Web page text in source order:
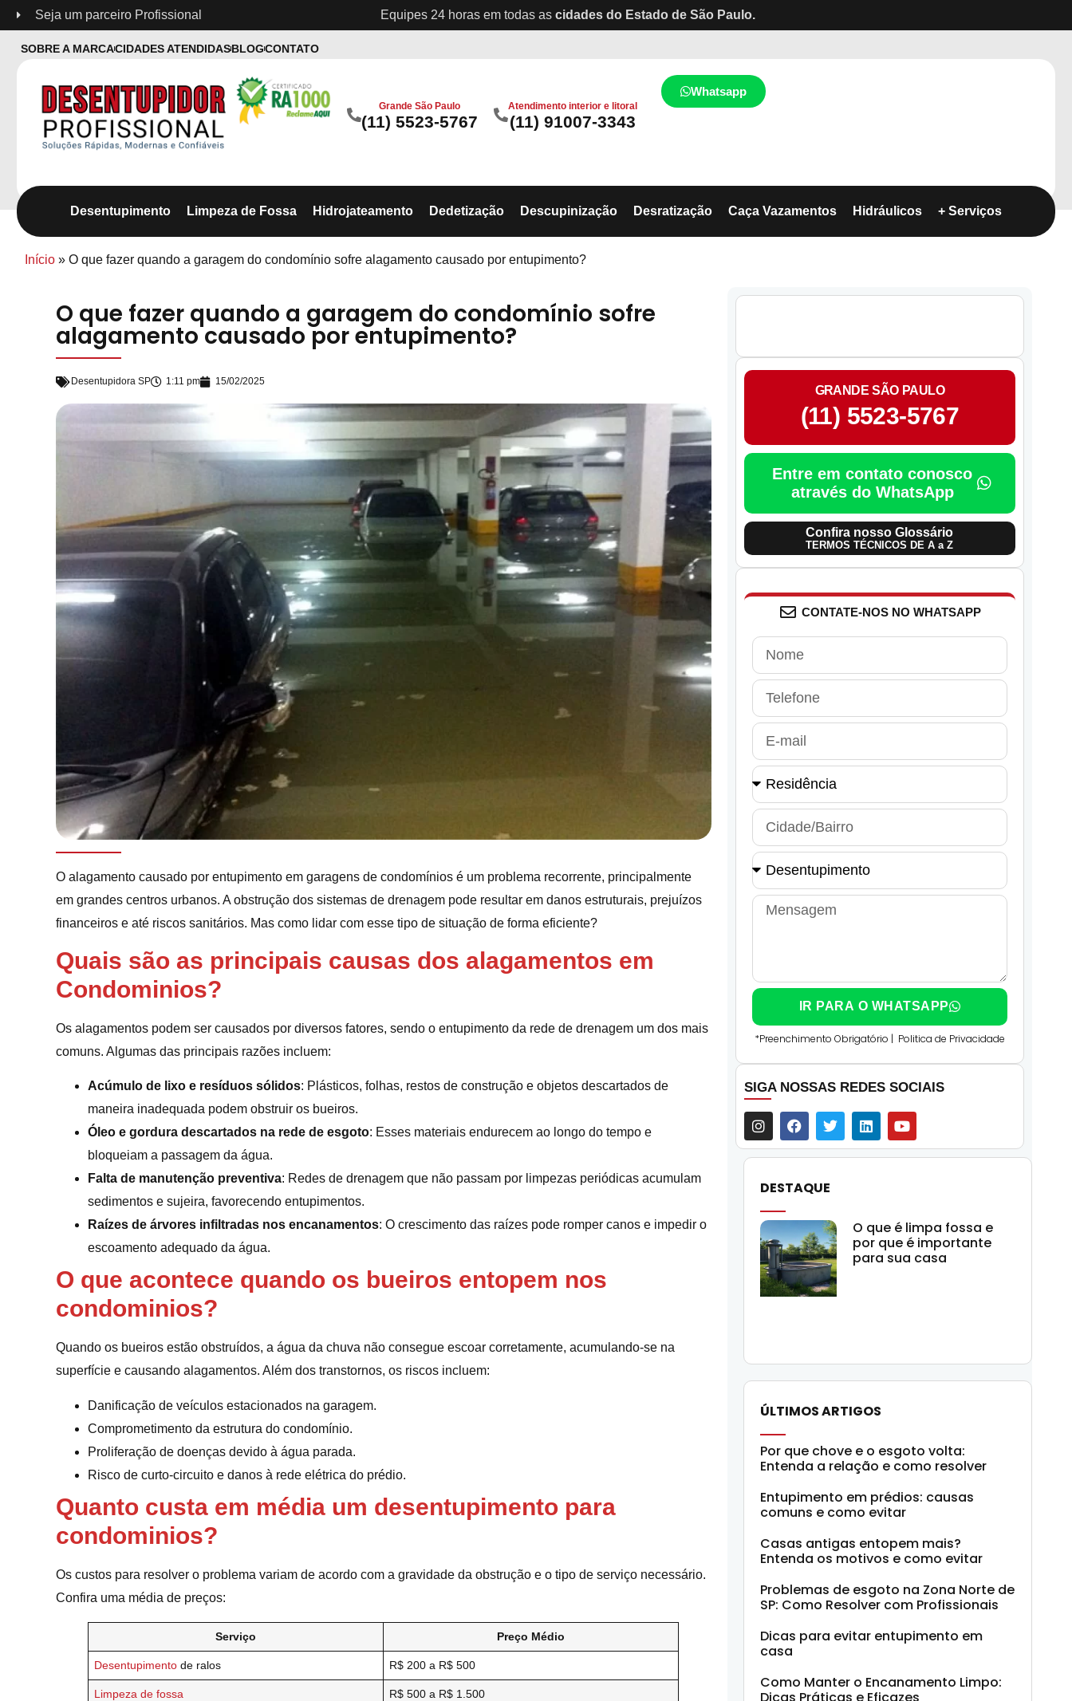
Seja um parceiro Profissional Equipes 24 horas em todas as cidades do Estado de São Paulo.
SOBRE A MARCACIDADES ATENDIDASBLOGCONTATO
Grande São Paulo
(11) 5523-5767
Atendimento interior e litoral
(11) 91007-3343
Whatsapp
Desentupimento Limpeza de Fossa Hidrojateamento Dedetização Descupinização Desratização Caça Vazamentos Hidráulicos + Serviços
Início » O que fazer quando a garagem do condomínio sofre alagamento causado por entupimento?
O que fazer quando a garagem do condomínio sofre
alagamento causado por entupimento?
Desentupidora SP 1:11 pm 15/02/2025
O alagamento causado por entupimento em garagens de condomínios é um problema recorrente, principalmente
em grandes centros urbanos. A obstrução dos sistemas de drenagem pode resultar em danos estruturais, prejuízos
financeiros e até riscos sanitários. Mas como lidar com esse tipo de situação de forma eficiente?
Quais são as principais causas dos alagamentos em
Condominios?
Os alagamentos podem ser causados por diversos fatores, sendo o entupimento da rede de drenagem um dos mais
comuns. Algumas das principais razões incluem:
Acúmulo de lixo e resíduos sólidos: Plásticos, folhas, restos de construção e objetos descartados de
maneira inadequada podem obstruir os bueiros.
Óleo e gordura descartados na rede de esgoto: Esses materiais endurecem ao longo do tempo e
bloqueiam a passagem da água.
Falta de manutenção preventiva: Redes de drenagem que não passam por limpezas periódicas acumulam
sedimentos e sujeira, favorecendo entupimentos.
Raízes de árvores infiltradas nos encanamentos: O crescimento das raízes pode romper canos e impedir o
escoamento adequado da água.
O que acontece quando os bueiros entopem nos
condominios?
Quando os bueiros estão obstruídos, a água da chuva não consegue escoar corretamente, acumulando-se na
superfície e causando alagamentos. Além dos transtornos, os riscos incluem:
Danificação de veículos estacionados na garagem.
Comprometimento da estrutura do condomínio.
Proliferação de doenças devido à água parada.
Risco de curto-circuito e danos à rede elétrica do prédio.
Quanto custa em média um desentupimento para
condominios?
Os custos para resolver o problema variam de acordo com a gravidade da obstrução e o tipo de serviço necessário.
Confira uma média de preços:
Serviço Preço Médio
Desentupimento de ralos R$ 200 a R$ 500
Limpeza de fossa R$ 500 a R$ 1.500
GRANDE SÃO PAULO
(11) 5523-5767
Entre em contato conosco
através do WhatsApp
Confira nosso Glossário
TERMOS TÉCNICOS DE A a Z
CONTATE-NOS NO WHATSAPP
IR PARA O WHATSAPP
*Preenchimento Obrigatório | Politica de Privacidade
SIGA NOSSAS REDES SOCIAIS
DESTAQUE
O que é limpa fossa e
por que é importante
para sua casa
ÚLTIMOS ARTIGOS
Por que chove e o esgoto volta:
Entenda a relação e como resolver
Entupimento em prédios: causas
comuns e como evitar
Casas antigas entopem mais?
Entenda os motivos e como evitar
Problemas de esgoto na Zona Norte de
SP: Como Resolver com Profissionais
Dicas para evitar entupimento em
casa
Como Manter o Encanamento Limpo:
Dicas Práticas e Eficazes